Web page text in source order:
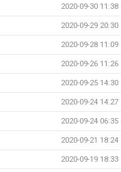
2020-09-30 11:38
2020-09-29 20:30
2020-09-28 11:09
2020-09-26 11:26
2020-09-25 14:30
2020-09-24 14:27
2020-09-24 06:35
2020-09-21 18:24
2020-09-19 18:33